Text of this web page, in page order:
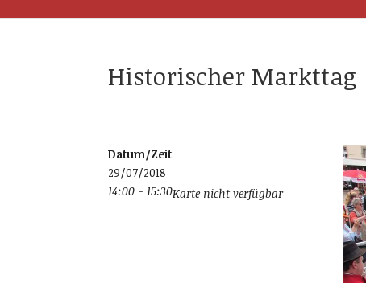
Historischer Markttag
Datum/Zeit
29/07/2018
14:00 - 15:30Karte nicht verfügbar